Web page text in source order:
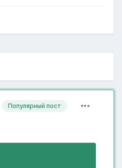
Популярный пост